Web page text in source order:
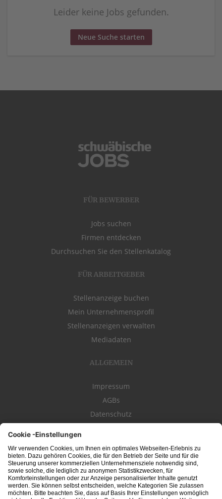
Leider keine Jobs gefunden.
Neue Suche starten
FÜR BEWERBER
Jobs suchen
Firmen entdecken
Durchsuchen Sie den Stellenkatalog
FÜR ARBEITGEBER
Stellenanzeige buchen
Mein Unternehmensprofil
Stellenanzeigen verwalten
Mediadaten
ALLGEMEIN
Impressum
AGBs
Datenschutz
schwäbischeJOBS - die Stellenbörse für die RegionBodensee, Schwaben,